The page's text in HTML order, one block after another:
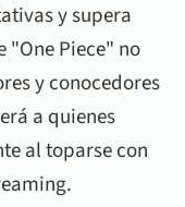
y supera
"One Piece" no
y conocedores
a quienes
al toparse con